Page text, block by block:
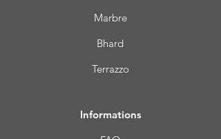
Marbre
Bhard
Terrazzo
Informations